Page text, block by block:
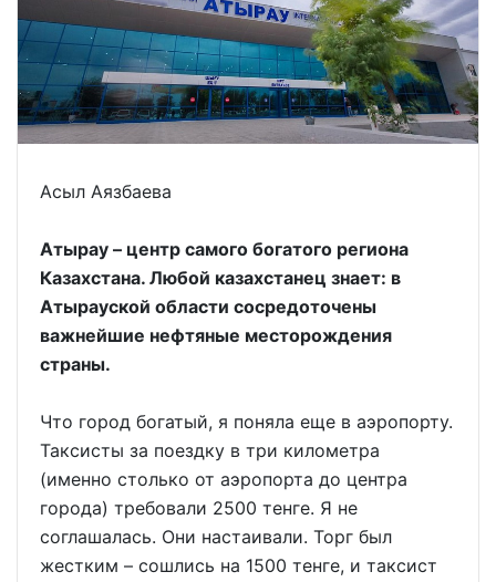
Асыл Аязбаева
Атырау – центр самого богатого региона
Казахстана. Любой казахстанец знает: в
Атырауской области сосредоточены
важнейшие нефтяные месторождения
страны.
Что город богатый, я поняла еще в аэропорту.
Таксисты за поездку в три километра
(именно столько от аэропорта до центра
города) требовали 2500 тенге. Я не
соглашалась. Они настаивали. Торг был
жестким – сошлись на 1500 тенге, и таксист